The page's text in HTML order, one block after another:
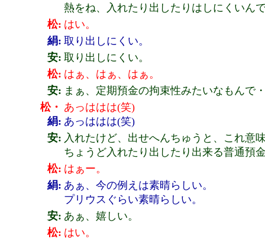
熱をね、入れたり出したりはしにくいん
松: はい。
絹: 取り出しにくい。
安: 取り出しにくい。
松: はぁ、はぁ、はぁ。
安: まぁ、定期預金の拘束性みたいなもんで
松・
絹:
あっははは(笑)
あっははは(笑)
安: 入れたけど、出せへんちゅうと、これ意
ちょうど入れたり出したり出来る普通預
松: はぁー。
絹: あぁ、今の例えは素晴らしい。
プリウスぐらい素晴らしい。
安: あぁ、嬉しい。
松: はい。